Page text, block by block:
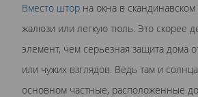
Вместо штор на окна в
жалюзи или легкую тюль. Это скорее
элемент, чем серьезная защита дома
или чужих взглядов. Ведь там и
основном частные, расположенные